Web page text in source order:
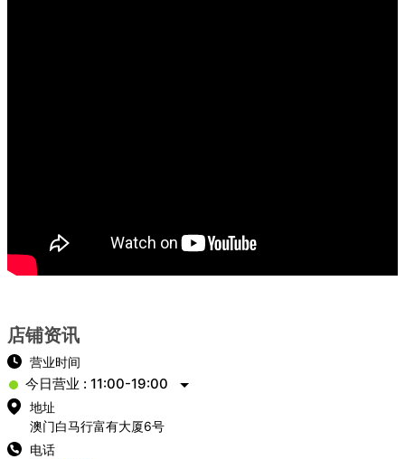
店铺资讯
营业时间
今日营业 : 11:00-19:00
地址
澳门白马行富有大厦6号
电话